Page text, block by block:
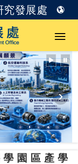
究發展處
園區產學